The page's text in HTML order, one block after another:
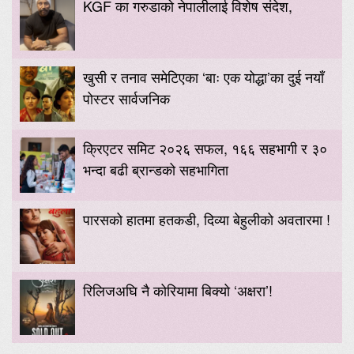
KGF का गरुडाको नेपालीलाई विशेष संदेश,
खुसी र तनाव समेटिएका ‘बाः एक योद्धा’का दुई नयाँ
पोस्टर सार्वजनिक
क्रिएटर समिट २०२६ सफल, १६६ सहभागी र ३०
भन्दा बढी ब्रान्डको सहभागिता
पारसको हातमा हतकडी, दिव्या बेहुलीको अवतारमा !
रिलिजअघि नै कोरियामा बिक्यो ‘अक्षरा’!